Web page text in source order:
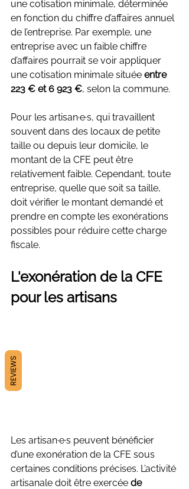
une cotisation minimale, déterminée
en fonction du chiffre d’affaires annuel
de l’entreprise. Par exemple, une
entreprise avec un faible chiffre
d’affaires pourrait se voir appliquer
une cotisation minimale située entre
223 € et 6 923 €, selon la commune.
Pour les artisan·e·s, qui travaillent
souvent dans des locaux de petite
taille ou depuis leur domicile, le
montant de la CFE peut être
relativement faible. Cependant, toute
entreprise, quelle que soit sa taille,
doit vérifier le montant demandé et
prendre en compte les exonérations
possibles pour réduire cette charge
fiscale.
L'exonération de la CFE
pour les artisans
Les artisan·e·s peuvent bénéficier
d’une exonération de la CFE sous
certaines conditions précises. L’activité
artisanale doit être exercée de
REVIEWS